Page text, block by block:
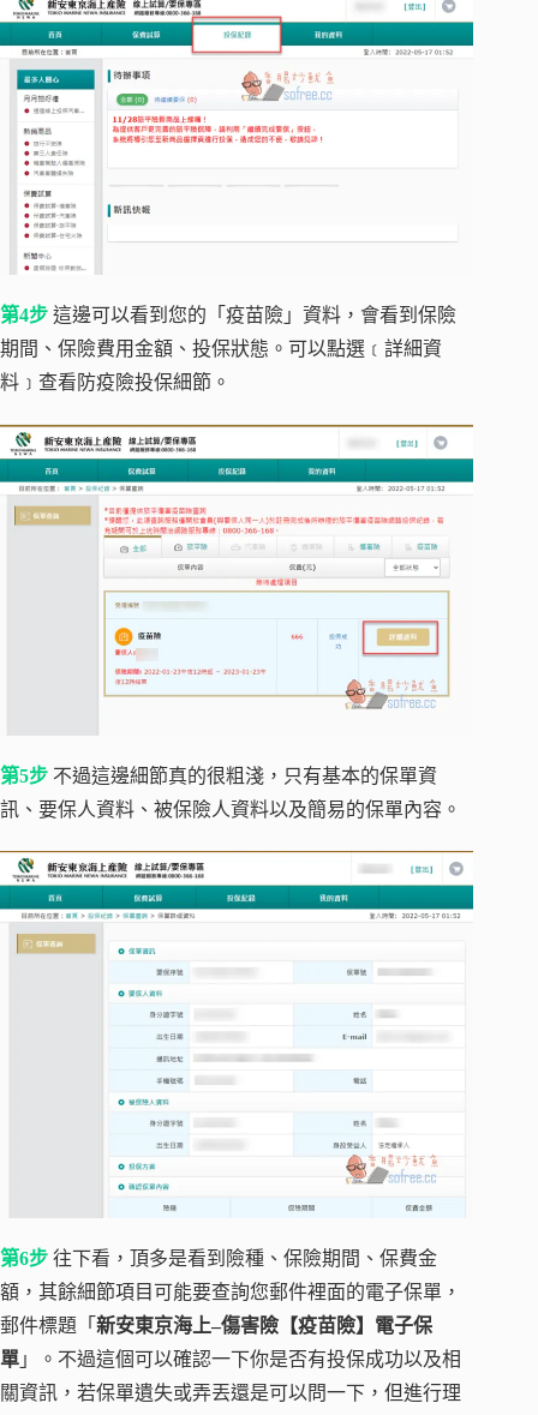
第4步 這邊可以看到您的「疫苗險」資料，會看到保險
期間、保險費用金額、投保狀態。可以點選﹝詳細資
料﹞查看防疫險投保細節。
第5步 不過這邊細節真的很粗淺，只有基本的保單資
訊、要保人資料、被保險人資料以及簡易的保單內容。
第6步 往下看，頂多是看到險種、保險期間、保費金
額，其餘細節項目可能要查詢您郵件裡面的電子保單，
郵件標題「 新安東京海上–傷害險【疫苗險】電子保
單 」。不過這個可以確認一下你是否有投保成功以及相
關資訊，若保單遺失或弄丟還是可以問一下，但進行理